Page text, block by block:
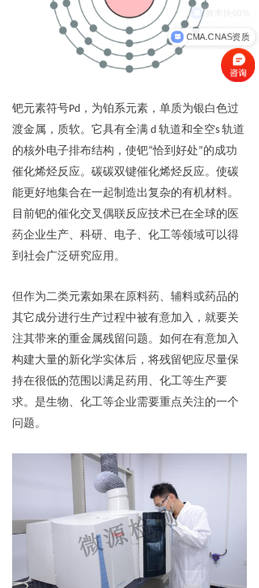
钯元素符号Pd，为铂系元素，单质为银白色过
渡金属，质软。它具有全满 d 轨道和全空s 轨道
的核外电子排布结构，使钯“恰到好处”的成功
催化烯烃反应。碳碳双键催化烯烃反应。使碳
能更好地集合在一起制造出复杂的有机材料。
目前钯的催化交叉偶联反应技术已在全球的医
药企业生产、科研、电子、化工等领域可以得
到社会广泛研究应用。
但作为二类元素如果在原料药、辅料或药品的
其它成分进行生产过程中被有意加入，就要关
注其带来的重金属残留问题。如何在有意加入
构建大量的新化学实体后，将残留钯应尽量保
持在很低的范围以满足药用、化工等生产要
求。是生物、化工等企业需要重点关注的一个
问题。
CMA.CNAS资质
效率快60%